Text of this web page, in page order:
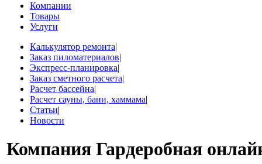
Компании
Товары
Услуги
Калькулятор ремонта|
Заказ пиломатериалов|
Экспресс-планировка|
Заказ сметного расчета|
Расчет бассейна|
Расчет сауны, бани, хаммама|
Статьи|
Новости
Компания Гардеробная